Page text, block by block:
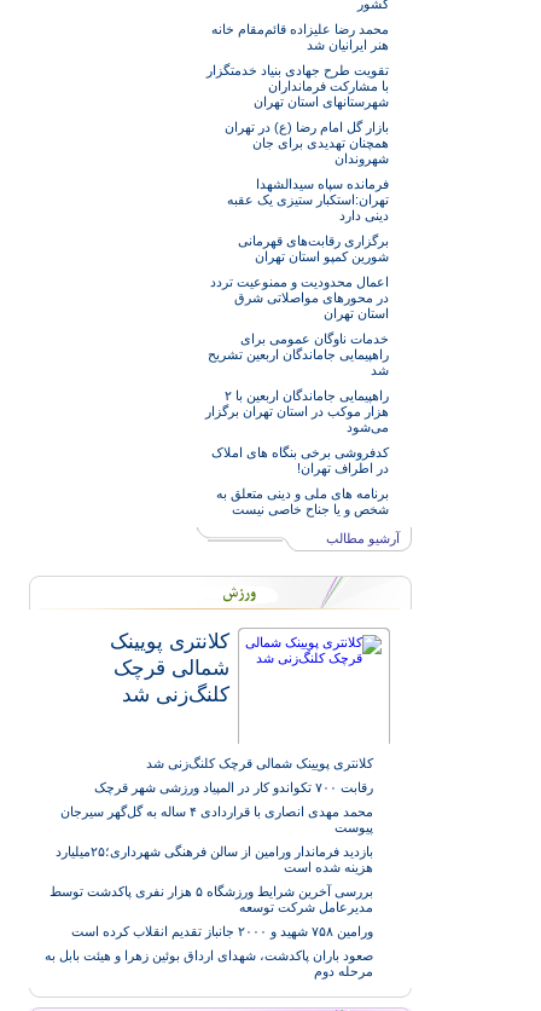
کشور
محمد رضا علیزاده قائم‌مقام خانه
هنر ایرانیان شد
تقویت طرح جهادی بنیاد خدمتگزار
با مشارکت فرمانداران
شهرستانهای استان تهران
بازار گل امام رضا (ع) در تهران
همچنان تهدیدی برای جان
شهروندان
فرمانده سپاه سیدالشهدا
تهران:استکبار ستیزی یک عقبه
دینی دارد
برگزاری رقابت‌های قهرمانی
شورین کمپو استان تهران
اعمال محدودیت و ممنوعیت تردد
در محورهای مواصلاتی شرق
استان تهران
خدمات‌ ناوگان عمومی برای
راهپیمایی جاماندگان اربعین تشریح
شد
راهپیمایی جاماندگان اربعین با ۲
هزار موکب در استان تهران برگزار
می‌شود
کدفروشی برخی بنگاه های املاک
در اطراف تهران!
برنامه های ملی و دینی متعلق به
شخص و یا جناح خاصی نیست
آرشیو مطالب
کلانتری پویینک
شمالی قرچک
کلنگ‌زنی شد
کلانتری پویینک شمالی قرچک کلنگ‌زنی شد
رقابت ۷۰۰ تکواندو کار در المپیاد ورزشی شهر قرچک
محمد مهدی انصاری با قراردادی ۴ ساله به گل‌گهر سیرجان
پیوست
بازدید فرماندار ورامین از سالن فرهنگی شهرداری؛۲۵میلیارد
هزینه شده است
بررسی آخرین شرایط ورزشگاه ۵ هزار نفری پاکدشت توسط
مدیرعامل شرکت توسعه
ورامین ۷۵۸ شهید و ۲۰۰۰ جانباز تقدیم انقلاب کرده است
صعود باران پاکدشت، شهدای ارداق بوئین زهرا و هیئت بابل به
مرحله دوم